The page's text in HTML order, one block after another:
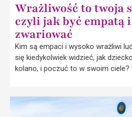
Wrażliwość to twoja
czyli jak być empatą
zwariować
Kim są empaci i wysoko wrażliwi
się kiedykolwiek widzieć, jak
kolano, i poczuć to w swoim ciele?